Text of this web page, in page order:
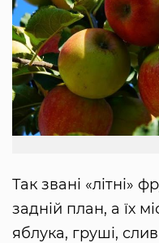
Так звані «літні»
задній план, а їх
яблука, груші,